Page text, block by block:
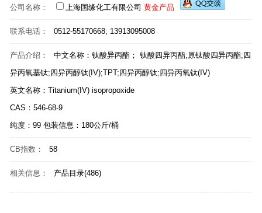
公司名称： 上海国缘化工有限公司 黄金产品
联系电话： 0512-55170668; 13913095008
产品介绍：
中文名称：钛酸异丙酯； 钛酸四异丙酯;原钛酸四异丙酯;四
异丙氧基钛;四异丙醇钛(IV);TPT;四异丙醇钛;四异丙氧钛(IV)
英文名称：Titanium(IV) isopropoxide
CAS：546-68-9
纯度：99 包装信息：180公斤/桶
CB指数： 58
相关信息： 产品目录(486)